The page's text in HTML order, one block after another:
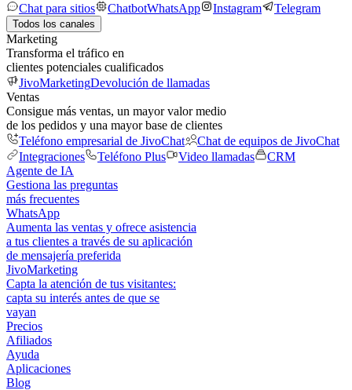
Chat para sitios
ChatbotWhatsApp Instagram Telegram
Todos los canales
Marketing
Transforma el tráfico en
clientes potenciales cualificados
JivoMarketingDevolución de llamadas
Ventas
Consigue más ventas, un mayor valor medio
de los pedidos y una mayor base de clientes
Teléfono empresarial de JivoChat
Chat de equipos de JivoChat
Integraciones
Teléfono Plus Video llamadas
CRM
Agente de IA
Gestiona las preguntas
más frecuentes
WhatsApp
Aumenta las ventas y ofrece asistencia
a tus clientes a través de su aplicación
de mensajería preferida
JivoMarketing
Capta la atención de tus visitantes:
capta su interés antes de que se
vayan
Precios
Afiliados
Ayuda
Aplicaciones
Blog